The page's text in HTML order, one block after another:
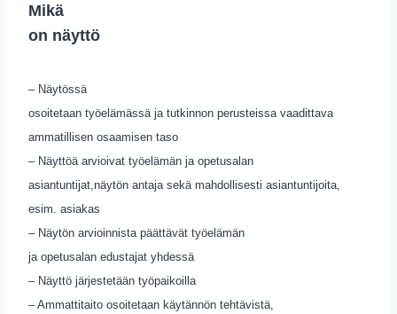
Mikä
on näyttö
– Näytössä
osoitetaan työelämässä ja tutkinnon perusteissa vaadittava
ammatillisen osaamisen taso
– Näyttöä arvioivat työelämän ja opetusalan
asiantuntijat,näytön antaja sekä mahdollisesti asiantuntijoita,
esim. asiakas
– Näytön arvioinnista päättävät työelämän
ja opetusalan edustajat yhdessä
– Näyttö järjestetään työpaikoilla
– Ammattitaito osoitetaan käytännön tehtävistä,